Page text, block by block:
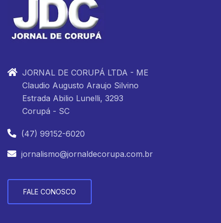
JORNAL DE CORUPÁ LTDA - ME
Claudio Augusto Araujo Silvino
Estrada Abilio Lunelli, 3293
Corupá - SC
(47) 99152-6020
jornalismo@jornaldecorupa.com.br
FALE CONOSCO